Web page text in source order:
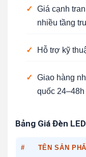
✓ Giá cạnh
nhiều tầng
✓ Hỗ trợ kỹ
✓ Giao hàng
quốc 24–48h
Bảng Giá Đèn
# TÊN SẢN